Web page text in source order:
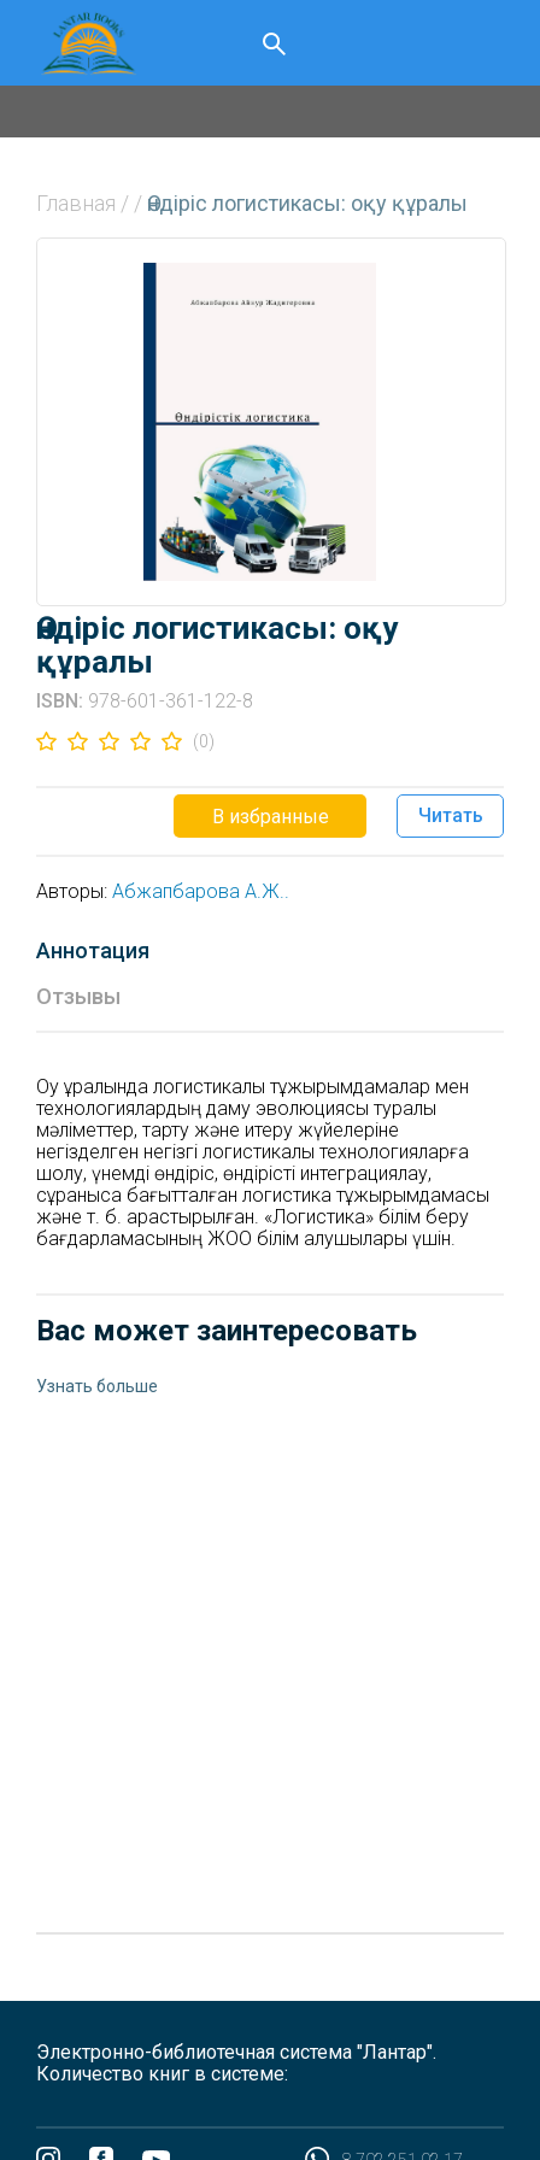
Главная / / Өндіріс логистикасы: оқу құралы
Өндіріс логистикасы: оқу
құралы
ISBN: 978-601-361-122-8
(0)
В избранные Читать
Авторы: Абжапбарова А.Ж..
Аннотация
Отзывы
Оқу құралында логистикалық тұжырымдамалар мен
технологиялардың даму эволюциясы туралы
мәліметтер, тарту және итеру жүйелеріне
негізделген негізгі логистикалық технологияларға
шолу, үнемді өндіріс, өндірісті интеграциялау,
сұранысқа бағытталған логистика тұжырымдамасы
және т. б. қарастырылған. «Логистика» білім беру
бағдарламасының ЖОО білім алушылары үшін.
Вас может заинтересовать
Узнать больше
Электронно-библиотечная система "Лантар".
Количество книг в системе: